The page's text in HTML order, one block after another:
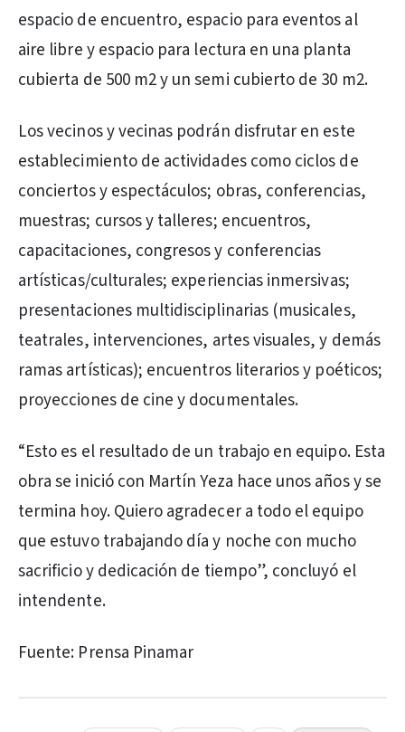
espacio de encuentro, espacio para eventos al
aire libre y espacio para lectura en una planta
cubierta de 500 m2 y un semi cubierto de 30 m2.
Los vecinos y vecinas podrán disfrutar en este
establecimiento de actividades como ciclos de
conciertos y espectáculos; obras, conferencias,
muestras; cursos y talleres; encuentros,
capacitaciones, congresos y conferencias
artísticas/culturales; experiencias inmersivas;
presentaciones multidisciplinarias (musicales,
teatrales, intervenciones, artes visuales, y demás
ramas artísticas); encuentros literarios y poéticos;
proyecciones de cine y documentales.
“Esto es el resultado de un trabajo en equipo. Esta
obra se inició con Martín Yeza hace unos años y se
termina hoy. Quiero agradecer a todo el equipo
que estuvo trabajando día y noche con mucho
sacrificio y dedicación de tiempo”, concluyó el
intendente.
Fuente: Prensa Pinamar